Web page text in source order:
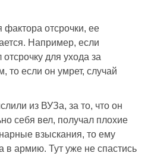
фактора отсрочки, ее
Например, если
для ухода за
то если он умрет, случай
из ВУЗа, за то, что он
себя вел, получал плохие
взыскания, то ему
в армию. Тут уже не спастись